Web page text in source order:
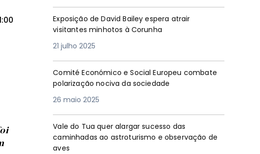
Exposição de David Bailey espera atrair
visitantes minhotos à Corunha
21 julho 2025
Comité Económico e Social Europeu combate
polarização nociva da sociedade
26 maio 2025
Vale do Tua quer alargar sucesso das
caminhadas ao astroturismo e observação de
aves